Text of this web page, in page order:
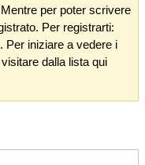
per poter scrivere
Per registrarti:
Per iniziare a vedere i
dalla lista qui